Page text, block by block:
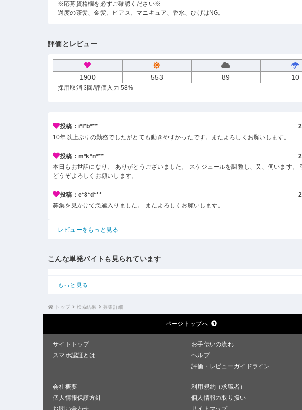
※応募資格欄を必ずご確認ください※
過度の茶髪、金髪、ピアス、マニキュア、香水、ひげはNG。
評価とレビュー
1900 553 89 10
採用取消 3回 /評価入力 58%
投稿：i*l*b***
10年以上ぶりの勤務でしたがとても動きやすかったです。またよろしくお願いします。
投稿：m*k*n***
本日もお世話になり、 ありがとうございました。 スケジュールを調整し、又、伺います。
どうぞよろしくお願いします。
投稿：e*8*d***
募集を見かけて急遽入りました。 またよろしくお願いします。
レビューをもっと見る
こんな単発バイトも見られています
もっと見る
トップ 検索結果 募集詳細
ページトップへ
サイトトップ
お手伝いの流れ
スマホ認証とは
ヘルプ
評価・レビューガイドライン
会社概要
利用規約（求職者）
個人情報保護方針
個人情報の取り扱い
お問い合わせ
サイトマップ